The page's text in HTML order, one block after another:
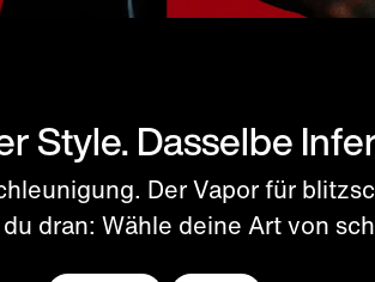
Style. Dasselbe
Der Vapor für
dran: Wähle deine Art von